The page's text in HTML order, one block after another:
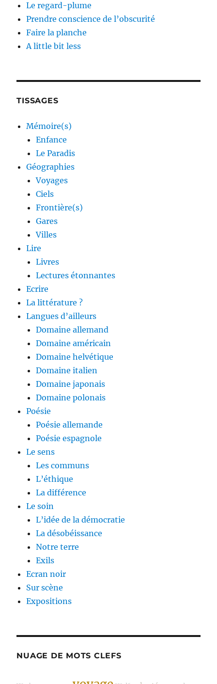
Le regard-plume
Prendre conscience de l’obscurité
Faire la planche
A little bit less
TISSAGES
Mémoire(s)
Enfance
Le Paradis
Géographies
Voyages
Ciels
Frontière(s)
Gares
Villes
Lire
Livres
Lectures étonnantes
Ecrire
La littérature ?
Langues d’ailleurs
Domaine allemand
Domaine américain
Domaine helvétique
Domaine italien
Domaine japonais
Domaine polonais
Poésie
Poésie allemande
Poésie espagnole
Le sens
Les communs
L’éthique
La différence
Le soin
L’idée de la démocratie
La désobéissance
Notre terre
Exils
Ecran noir
Sur scène
Expositions
NUAGE DE MOTS CLEFS